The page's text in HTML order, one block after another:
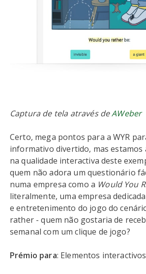
Captura de tela através deAWeber
Certo, mega pontos para a WYR
informativo divertido, mas estamos
na qualidade interactiva deste
quem não adora um questionário
numa empresa como a Would You
literalmente, uma empresa
e entretenimento do jogo do
rather - quem não gostaria de
semanal com um clique de jogo?
Prémio para: Elementos interactivos